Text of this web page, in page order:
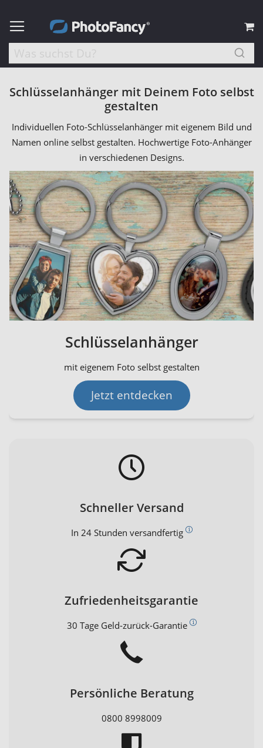
Schlüsselanhänger mit Deinem Foto selbst
gestalten
Individuellen Foto-Schlüsselanhänger mit eigenem Bild und
Namen online selbst gestalten. Hochwertige Foto-Anhänger
in verschiedenen Designs.
Schlüsselanhänger
mit eigenem Foto selbst gestalten
Jetzt entdecken
Schneller Versand
In 24 Stunden versandfertig
Zufriedenheitsgarantie
30 Tage Geld-zurück-Garantie
Persönliche Beratung
0800 8998009